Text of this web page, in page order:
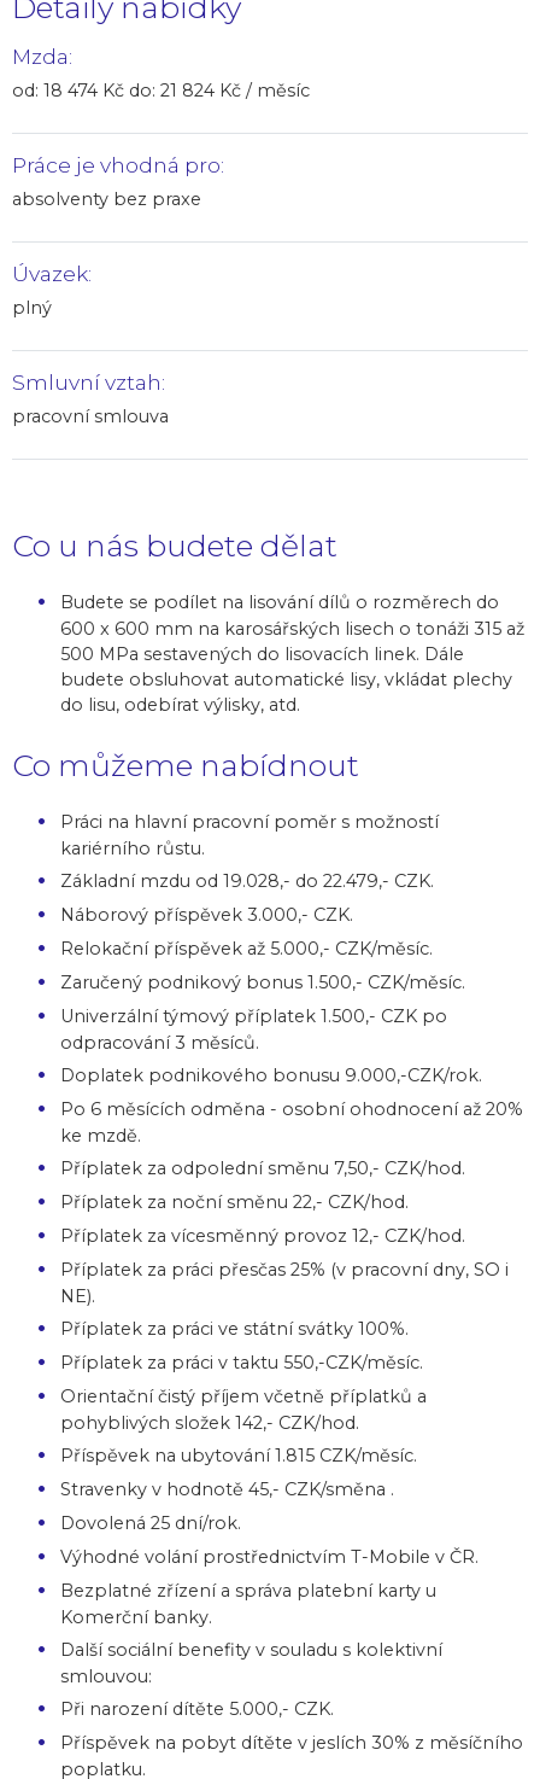
Detaily nabídky
Mzda:
od: 18 474 Kč do: 21 824 Kč / měsíc
Práce je vhodná pro:
absolventy bez praxe
Úvazek:
plný
Smluvní vztah:
pracovní smlouva
Co u nás budete dělat
Budete se podílet na lisování dílů o rozměrech do
600 x 600 mm na karosářských lisech o tonáži 315 až
500 MPa sestavených do lisovacích linek. Dále
budete obsluhovat automatické lisy, vkládat plechy
do lisu, odebírat výlisky, atd.
Co můžeme nabídnout
Práci na hlavní pracovní poměr s možností
kariérního růstu.
Základní mzdu od 19.028,- do 22.479,- CZK.
Náborový příspěvek 3.000,- CZK.
Relokační příspěvek až 5.000,- CZK/měsíc.
Zaručený podnikový bonus 1.500,- CZK/měsíc.
Univerzální týmový příplatek 1.500,- CZK po
odpracování 3 měsíců.
Doplatek podnikového bonusu 9.000,-CZK/rok.
Po 6 měsících odměna - osobní ohodnocení až 20%
ke mzdě.
Příplatek za odpolední směnu 7,50,- CZK/hod.
Příplatek za noční směnu 22,- CZK/hod.
Příplatek za vícesměnný provoz 12,- CZK/hod.
Příplatek za práci přesčas 25% (v pracovní dny, SO i
NE).
Příplatek za práci ve státní svátky 100%.
Příplatek za práci v taktu 550,-CZK/měsíc.
Orientační čistý příjem včetně příplatků a
pohyblivých složek 142,- CZK/hod.
Příspěvek na ubytování 1.815 CZK/měsíc.
Stravenky v hodnotě 45,- CZK/směna .
Dovolená 25 dní/rok.
Výhodné volání prostřednictvím T-Mobile v ČR.
Bezplatné zřízení a správa platební karty u
Komerční banky.
Další sociální benefity v souladu s kolektivní
smlouvou:
Při narození dítěte 5.000,- CZK.
Příspěvek na pobyt dítěte v jeslích 30% z měsíčního
poplatku.